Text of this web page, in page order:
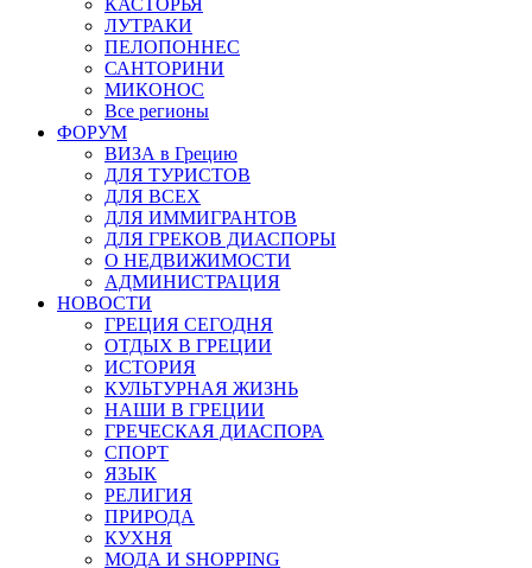
КАСТОРЬЯ
ЛУТРАКИ
ПЕЛОПОННЕС
САНТОРИНИ
МИКОНОС
Все регионы
ФОРУМ
ВИЗА в Грецию
ДЛЯ ТУРИСТОВ
ДЛЯ ВСЕХ
ДЛЯ ИММИГРАНТОВ
ДЛЯ ГРЕКОВ ДИАСПОРЫ
О НЕДВИЖИМОСТИ
АДМИНИСТРАЦИЯ
НОВОСТИ
ГРЕЦИЯ СЕГОДНЯ
ОТДЫХ В ГРЕЦИИ
ИСТОРИЯ
КУЛЬТУРНАЯ ЖИЗНЬ
НАШИ В ГРЕЦИИ
ГРЕЧЕСКАЯ ДИАСПОРА
СПОРТ
ЯЗЫК
РЕЛИГИЯ
ПРИРОДА
КУХНЯ
МОДА И SHOPPING